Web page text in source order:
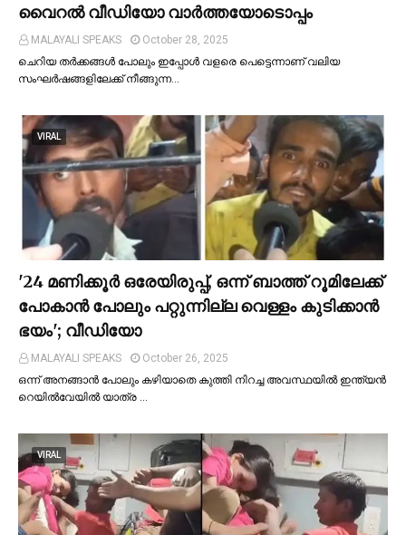
വൈറല്‍ വീഡിയോ വാർത്തയോടൊപ്പം
MALAYALI SPEAKS
October 28, 2025
ചെറിയ തര്‍ക്കങ്ങള്‍ പോലും ഇപ്പോള്‍ വളരെ പെട്ടെന്നാണ് വലിയ
സംഘര്‍ഷങ്ങളിലേക്ക് നീങ്ങുന്ന…
VIRAL
'24 മണിക്കൂര്‍ ഒരേയിരുപ്പ്, ഒന്ന് ബാത്ത് റൂമിലേക്ക്
പോകാന്‍ പോലും പറ്റുന്നില്ല വെള്ളം കുടിക്കാന്‍
ഭയം'; വീഡിയോ
MALAYALI SPEAKS
October 26, 2025
ഒന്ന് അനങ്ങാന്‍ പോലും കഴിയാതെ കുത്തി നിറച്ച അവസ്ഥയില്‍ ഇന്ത്യന്‍
റെയില്‍വേയില്‍ യാത്ര …
VIRAL